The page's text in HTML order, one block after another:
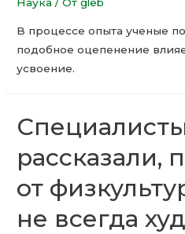
Наука / От gleb
В процессе опыта ученые
подобное оцепенение
усвоение.
рассказали,
от
не всегда